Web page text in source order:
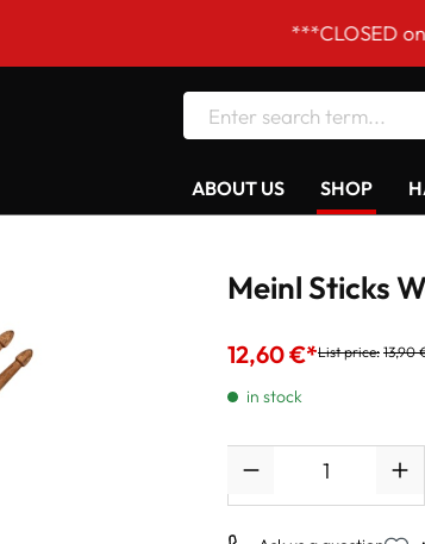
***CLOSED on
ABOUT US SHOP
Meinl Sticks
12,60 €*List price: 13,90
in stock